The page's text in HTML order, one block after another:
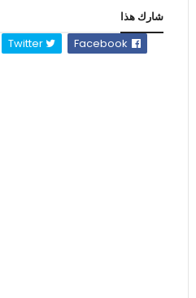
شارك هذا
Twitter